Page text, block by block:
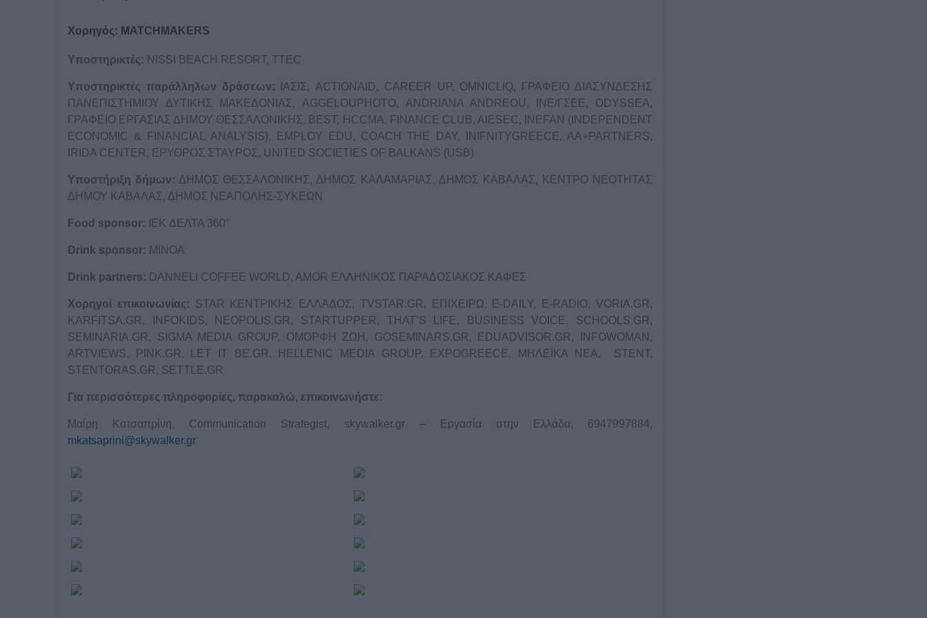
Χορηγός: MATCHMAKERS
Υποστηρικτές: NISSI BEACH RESORT, TTEC
Υποστηρικτές παράλληλων δράσεων: ΙΑΣΙΣ, ACTIONΑID, CAREER UP, OMNICLIQ, ΓΡΑΦΕΙΟ ΔΙΑΣΥΝΔΕΣΗΣ
ΠΑΝΕΠΙΣΤΗΜΙΟΥ ΔΥΤΙΚΗΣ ΜΑΚΕΔΟΝΙΑΣ, AGGELOUPHOTO, ANDRIANA ANDREOU, ΙΝΕ/ΓΣΕΕ, ODYSSEA,
ΓΡΑΦΕΙΟ ΕΡΓΑΣΙΑΣ ΔΗΜΟΥ ΘΕΣΣΑΛΟΝΙΚΗΣ, BEST, HCCMA, FINANCE CLUB, AIESEC, INEFAN (INDEPENDENT
ECONOMIC & FINANCIAL ANALYSIS), EMPLOY EDU, COACH THE DAY, INIFNITYGREECE, AA+PARTNERS,
IRIDA CENTER, ΕΡΥΘΡΟΣ ΣΤΑΥΡΟΣ, UNITED SOCIETIES OF BALKANS (USB)
Υποστήριξη δήμων: ΔΗΜΟΣ ΘΕΣΣΑΛΟΝΙΚΗΣ, ΔΗΜΟΣ ΚΑΛΑΜΑΡΙΑΣ, ΔΗΜΟΣ ΚΑΒΑΛΑΣ, ΚΕΝΤΡΟ ΝΕΟΤΗΤΑΣ
ΔΗΜΟΥ ΚΑΒΑΛΑΣ, ΔΗΜΟΣ ΝΕΑΠΟΛΗΣ-ΣΥΚΕΩΝ
Food sponsor: ΙΕΚ ΔΕΛΤΑ 360°
Drink sponsor: MINOA
Drink partners: DANNELI COFFEE WORLD, AMOR ΕΛΛΗΝΙΚΟΣ ΠΑΡΑΔΟΣΙΑΚΟΣ ΚΑΦΕΣ
Χορηγοί επικοινωνίας: STAR ΚΕΝΤΡΙΚΗΣ ΕΛΛΑΔΟΣ, TVSTAR.GR, ΕΠΙΧΕΙΡΩ, E-DAILY, E-RADIO, VORIA.GR,
KARFITSA.GR, INFOKIDS, NEOPOLIS.GR, STARTUPPER, THAT’S LIFE, BUSINESS VOICE, SCHOOLS.GR,
SEMINARIA.GR, SIGMA MEDIA GROUP, ΟΜΟΡΦΗ ΖΩΗ, GOSEMINARS.GR, EDUADVISOR.GR, INFOWOMAN,
ARTVIEWS, PINK.GR, LET IT BE.GR, HELLENIC MEDIA GROUP, EXPOGREECE, ΜΗΛΕΪΚΑ ΝΕΑ, STENT,
STENTORAS.GR, SETTLE.GR
Για περισσότερες πληροφορίες, παρακαλώ, επικοινωνήστε:
Μαίρη Κατσαπρίνη, Communication Strategist, skywalker.gr – Εργασία στην Ελλάδα, 6947997884,
mkatsaprini@skywalker.gr